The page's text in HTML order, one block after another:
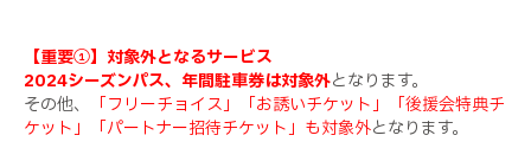
【重要①】対象外となるサービス
2024シーズンパス、年間駐車券は対象外となります。
その他、
「フリーチョイス」「お誘いチケット」「後援会特典チ
ケット」「パートナー招待チケット」も対象外となります。